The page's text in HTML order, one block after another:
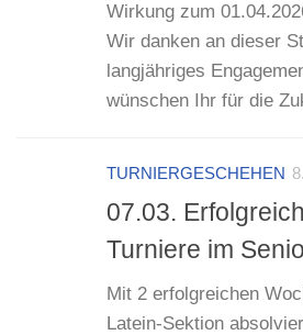
Wirkung zum
Wir danken an dieser
langjähriges
wünschen Ihr für die
TURNIERGESCHEHEN
07.03.
Turniere im
Mit 2 erfolgreichen
Latein-Sektion